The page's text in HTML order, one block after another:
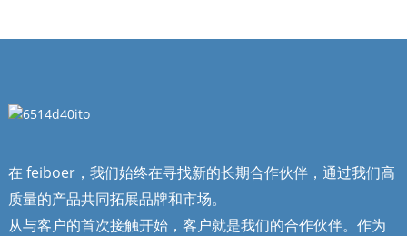
在 feiboer，我们始终在寻找新的长期合作伙伴，通过我们高
质量的产品共同拓展品牌和市场。
从与客户的首次接触开始，客户就是我们的合作伙伴。作为